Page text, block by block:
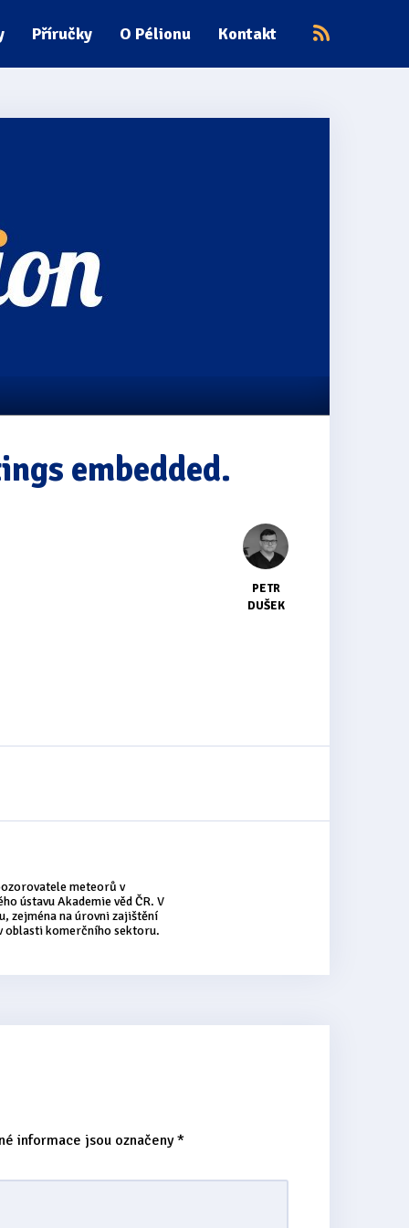
Příručky O Pélionu Kontakt
embedded.
PETR
DUŠEK
meteorů v
ústavu Akademie věd ČR. V
zejména na úrovni zajištění
oblasti komerčního sektoru.
informace jsou označeny*